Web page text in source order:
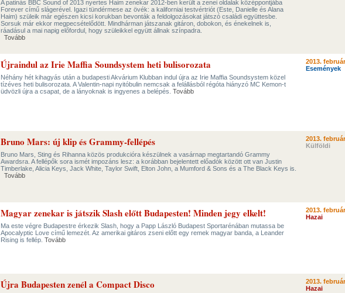
A patinás BBC Sound of 2013 nyertes Haim zenekar 2012-ben került a zenei oldalak középpontjába
Forever című slágerével. Igazi tündérmese az övék: a kaliforniai testvértriót (Este, Danielle és Alana
Haim) szüleik már egészen kicsi korukban bevonták a feldolgozásokat játszó családi együttesbe.
Sorsuk már ekkor megpecsételődött. Mindhárman játszanak gitáron, dobokon, és énekelnek is,
ráadásul a mai napig előfordul, hogy szüleikkel együtt állnak színpadra.
Tovább
Újraindul az Irie Maffia Soundsystem heti bulisorozata
Néhány hét kihagyás után a budapesti Akvárium Klubban indul újra az Irie Maffia Soundsystem közel
tízéves heti bulisorozata. A Valentin-napi nyitóbulin nemcsak a felállásból régóta hiányzó MC Kemon-t
üdvözli újra a csapat, de a lányoknak is ingyenes a belépés. Tovább
2013.
Események
Bruno Mars: új klip és Grammy-fellépés
Bruno Mars, Sting és Rihanna közös produkcióra készülnek a vasárnap megtartandó Grammy
Awardsra. A fellépők sora ismét impozáns lesz: a korábban bejelentett előadók között ott van Justin
Timberlake, Alicia Keys, Jack White, Taylor Swift, Elton John, a Mumford & Sons és a The Black Keys is.
Tovább
2013.
Külföldi
Magyar zenekar is játszik Slash előtt Budapesten! Minden jegy elkelt!
Ma este végre Budapestre érkezik Slash, hogy a Papp László Budapest Sportarénában mutassa be
Apocalyptic Love című lemezét. Az amerikai gitáros zseni előtt egy remek magyar banda, a Leander
Rising is fellép. Tovább
2013.
Hazai
Újra Budapesten zenél a Compact Disco
2013.
Hazai